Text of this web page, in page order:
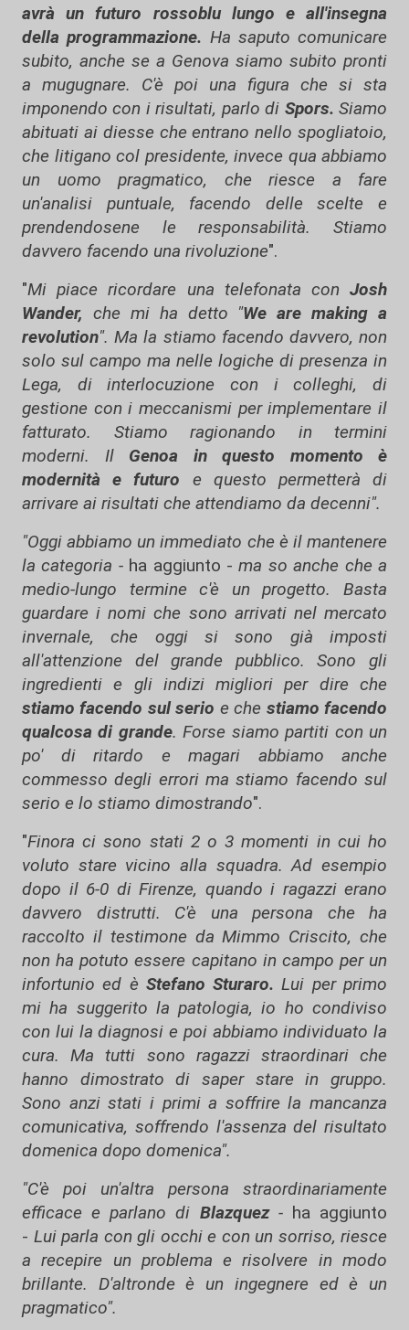
avrà un futuro rossoblu lungo e all'insegna
della programmazione. Ha saputo comunicare
subito, anche se a Genova siamo subito pronti
a mugugnare. C'è poi una figura che si sta
imponendo con i risultati, parlo di Spors. Siamo
abituati ai diesse che entrano nello spogliatoio,
che litigano col presidente, invece qua abbiamo
un uomo pragmatico, che riesce a fare
un'analisi puntuale, facendo delle scelte e
prendendosene le responsabilità. Stiamo
davvero facendo una rivoluzione".
"Mi piace ricordare una telefonata con Josh
Wander, che mi ha detto "We are making a
revolution". Ma la stiamo facendo davvero, non
solo sul campo ma nelle logiche di presenza in
Lega, di interlocuzione con i colleghi, di
gestione con i meccanismi per implementare il
fatturato. Stiamo ragionando in termini
moderni. Il Genoa in questo momento è
modernità e futuro e questo permetterà di
arrivare ai risultati che attendiamo da decenni".
"Oggi abbiamo un immediato che è il mantenere
la categoria -ha aggiunto - ma so anche che a
medio-lungo termine c'è un progetto. Basta
guardare i nomi che sono arrivati nel mercato
invernale, che oggi si sono già imposti
all'attenzione del grande pubblico. Sono gli
ingredienti e gli indizi migliori per dire che
stiamo facendo sul serio e che stiamo facendo
qualcosa di grande. Forse siamo partiti con un
po' di ritardo e magari abbiamo anche
commesso degli errori ma stiamo facendo sul
serio e lo stiamo dimostrando".
"Finora ci sono stati 2 o 3 momenti in cui ho
voluto stare vicino alla squadra. Ad esempio
dopo il 6-0 di Firenze, quando i ragazzi erano
davvero distrutti. C'è una persona che ha
raccolto il testimone da Mimmo Criscito, che
non ha potuto essere capitano in campo per un
infortunio ed è Stefano Sturaro. Lui per primo
mi ha suggerito la patologia, io ho condiviso
con lui la diagnosi e poi abbiamo individuato la
cura. Ma tutti sono ragazzi straordinari che
hanno dimostrato di saper stare in gruppo.
Sono anzi stati i primi a soffrire la mancanza
comunicativa, soffrendo l'assenza del risultato
domenica dopo domenica".
"C'è poi un'altra persona straordinariamente
efficace e parlano di Blazquez- ha aggiunto
- Lui parla con gli occhi e con un sorriso, riesce
a recepire un problema e risolvere in modo
brillante. D'altronde è un ingegnere ed è un
pragmatico".